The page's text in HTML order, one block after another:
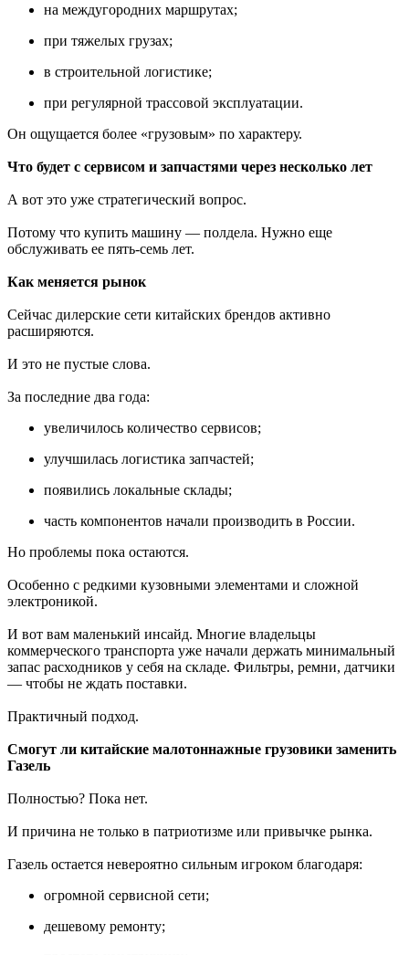
на междугородних маршрутах;
при тяжелых грузах;
в строительной логистике;
при регулярной трассовой эксплуатации.
Он ощущается более «грузовым» по характеру.
Что будет с сервисом и запчастями через несколько лет
А вот это уже стратегический вопрос.
Потому что купить машину — полдела. Нужно еще
обслуживать ее пять-семь лет.
Как меняется рынок
Сейчас дилерские сети китайских брендов активно
расширяются.
И это не пустые слова.
За последние два года:
увеличилось количество сервисов;
улучшилась логистика запчастей;
появились локальные склады;
часть компонентов начали производить в России.
Но проблемы пока остаются.
Особенно с редкими кузовными элементами и сложной
электроникой.
И вот вам маленький инсайд. Многие владельцы
коммерческого транспорта уже начали держать минимальный
запас расходников у себя на складе. Фильтры, ремни, датчики
— чтобы не ждать поставки.
Практичный подход.
Смогут ли китайские малотоннажные грузовики заменить
Газель
Полностью? Пока нет.
И причина не только в патриотизме или привычке рынка.
Газель остается невероятно сильным игроком благодаря:
огромной сервисной сети;
дешевому ремонту;